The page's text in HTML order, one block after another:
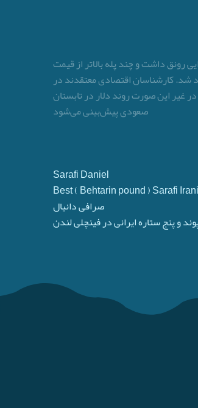
فردایی رونق داشت و چند پله بالاتر از قیمت
شد. کارشناسان اقتصادی معتقدند در
غیر این صورت روند دلار در تابستان
صعودی پیش‌بینی می‌شود
Sarafi Daniel
Best ( Behtarin pound ) Sarafi
صرافی دانیال
و پنج ستاره ایرانی در فینچلی لندن